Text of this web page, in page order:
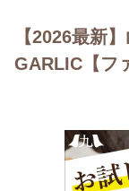
【2026最新
GARLIC【フ